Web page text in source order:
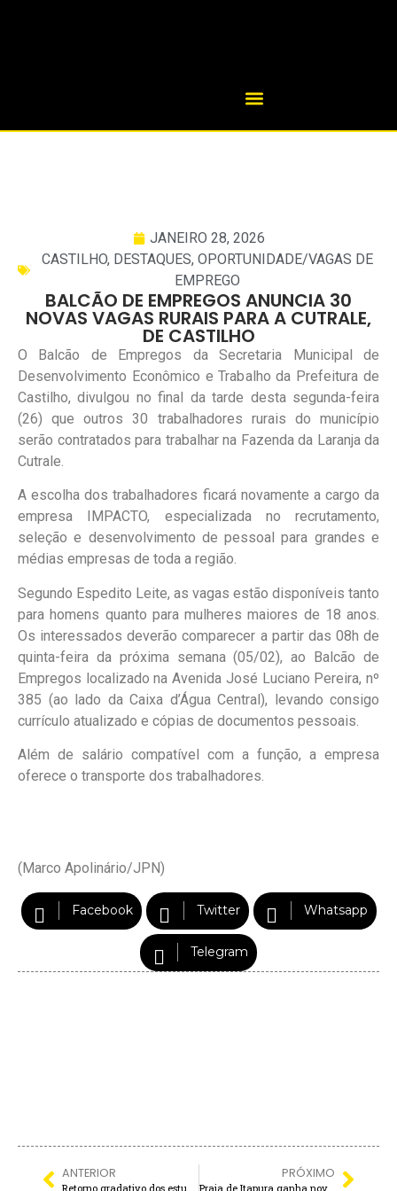
JANEIRO 28, 2026
CASTILHO, DESTAQUES, OPORTUNIDADE/VAGAS DE
EMPREGO
BALCÃO DE EMPREGOS ANUNCIA 30
NOVAS VAGAS RURAIS PARA A CUTRALE,
DE CASTILHO
O Balcão de Empregos da Secretaria Municipal de
Desenvolvimento Econômico e Trabalho da Prefeitura de
Castilho, divulgou no final da tarde desta segunda-feira
(26) que outros 30 trabalhadores rurais do município
serão contratados para trabalhar na Fazenda da Laranja da
Cutrale.
A escolha dos trabalhadores ficará novamente a cargo da
empresa IMPACTO, especializada no recrutamento,
seleção e desenvolvimento de pessoal para grandes e
médias empresas de toda a região.
Segundo Espedito Leite, as vagas estão disponíveis tanto
para homens quanto para mulheres maiores de 18 anos.
Os interessados deverão comparecer a partir das 08h de
quinta-feira da próxima semana (05/02), ao Balcão de
Empregos localizado na Avenida José Luciano Pereira, nº
385 (ao lado da Caixa d’Água Central), levando consigo
currículo atualizado e cópias de documentos pessoais.
Além de salário compatível com a função, a empresa
oferece o transporte dos trabalhadores.
(Marco Apolinário/JPN)
Facebook Twitter Whatsapp
Telegram
ANTERIOR PRÓXIMO
Praia de Itapura ganha novos refletores e mais segurança